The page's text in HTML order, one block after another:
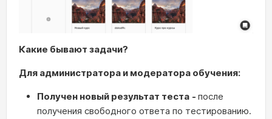
Какие бывают задачи?
Для администратора и модератора обучения:
Получен новый результат теста - после
получения свободного ответа по тестированию.